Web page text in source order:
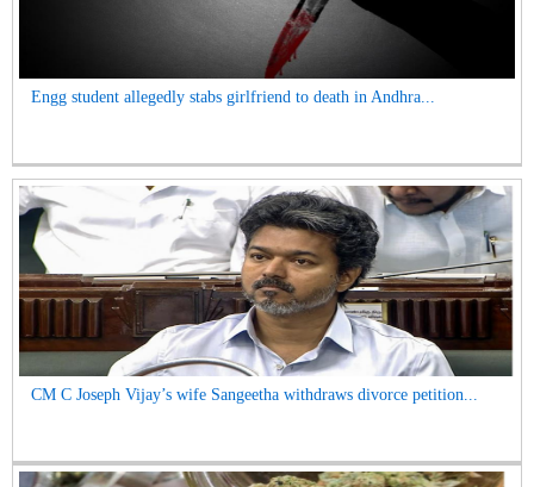
Engg student allegedly stabs girlfriend to death in Andhra...
CM C Joseph Vijay’s wife Sangeetha withdraws divorce petition...